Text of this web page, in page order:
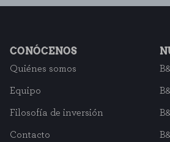
CONÓCENOS
Quiénes somos
Equipo
Filosofía de inversión
Contacto